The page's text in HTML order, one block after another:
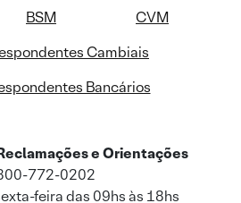
BSM
CVM
Cambiais
Bancários
e Orientações
772-0202
feira das 09hs às 18hs